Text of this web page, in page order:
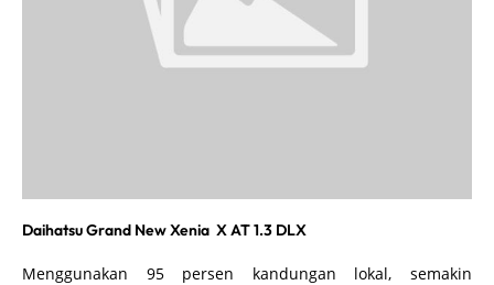
Daihatsu Grand New Xenia X AT 1.3 DLX
Menggunakan 95 persen kandungan lokal, semakin